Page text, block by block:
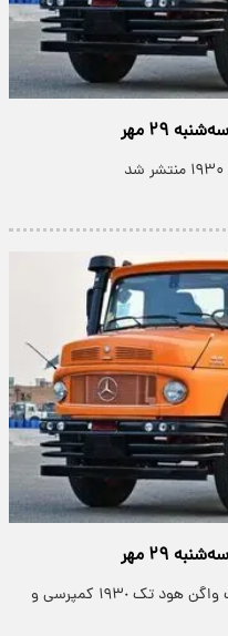
بخشنامه فروش نقدی و اقساطی محصولات واگن هود تک ١٩٣٠ کمپرسی و